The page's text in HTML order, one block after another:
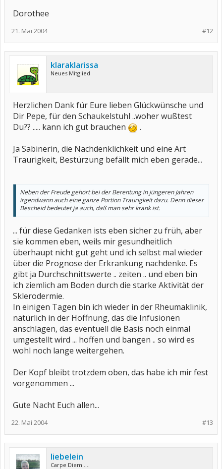
Dorothee
#12
21. Mai 2004
klaraklarissa
Neues Mitglied
Herzlichen Dank für Eure lieben Glückwünsche und
Dir Pepe, für den Schaukelstuhl ..woher wußtest
Du?? ..... kann ich gut brauchen
.
Ja Sabinerin, die Nachdenklichkeit und eine Art
Traurigkeit, Bestürzung befällt mich eben gerade...
Neben der Freude gehört bei der Berentung in jüngeren Jahren
irgendwann auch eine ganze Portion Traurigkeit dazu. Denn dieser
Bescheid bedeutet ja auch, daß man sehr krank ist.
... für diese Gedanken ists eben sicher zu früh, aber
sie kommen eben, weils mir gesundheitlich
überhaupt nicht gut geht und ich selbst mal wieder
über die Prognose der Erkrankung nachdenke. Es
gibt ja Durchschnittswerte .. zeiten .. und eben bin
ich ziemlich am Boden durch die starke Aktivität der
Sklerodermie.
In einigen Tagen bin ich wieder in der Rheumaklinik,
natürlich in der Hoffnung, das die Infusionen
anschlagen, das eventuell die Basis noch einmal
umgestellt wird ... hoffen und bangen .. so wird es
wohl noch lange weitergehen.
Der Kopf bleibt trotzdem oben, das habe ich mir fest
vorgenommen ...
Gute Nacht Euch allen...
#13
22. Mai 2004
liebelein
Carpe Diem.....